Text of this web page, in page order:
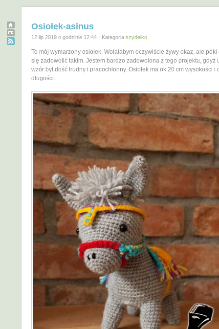
Osiołek-asinus
12 lip 2019 o godzinie 12:44 · Kategoria szydełko
To mój wymarzony osiołek. Wolałabym oczywiście żywy okaz, ale póki
się zadowolić takim. Jestem bardzo zadowolona z tego projektu, gdyż
wzór był dość trudny i pracochłonny. Osiołek ma ok 20 cm wysokości i
długości.